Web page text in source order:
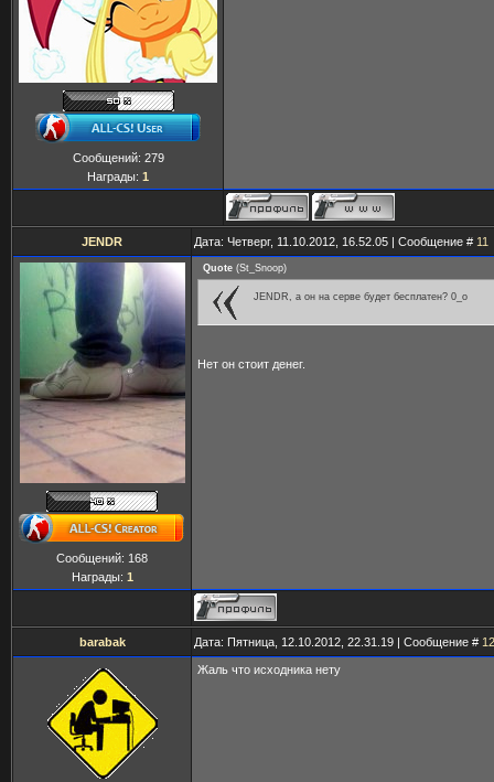
Сообщений: 279
Награды: 1
JENDR Дата: Четверг, 11.10.2012, 16.52.05 | Сообщение # 11
Сообщений: 168
Награды: 1
Quote (St_Snoop)
JENDR, а он на серве будет бесплатен? 0_о
Нет он стоит денег.
barabak Дата: Пятница, 12.10.2012, 22.31.19 | Сообщение # 12
Жаль что исходника нету